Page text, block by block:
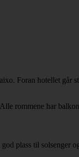
Foran hotellet går
rommene har
plass til solsenger